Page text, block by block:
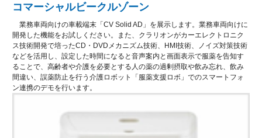
コマーシャルビークルゾーン
業務車両向けの車載端末「CV Solid AD」を展示します。業務車両向けに
開発した機能をお試しください。また、クラリオンがカーエレクトロニク
ス技術開発で培ったCD・DVDメカニズム技術、HMI技術、ノイズ対策技術
などを活用し、設定した時間になると音声案内と画面表示で服薬を告知す
ることで、高齢者や介護を必要とする人の薬の過剰摂取や飲み忘れ、飲み
間違い、誤薬防止を行う介護ロボット「服薬支援ロボ」でのスマートフォ
ン連携のデモを行います。